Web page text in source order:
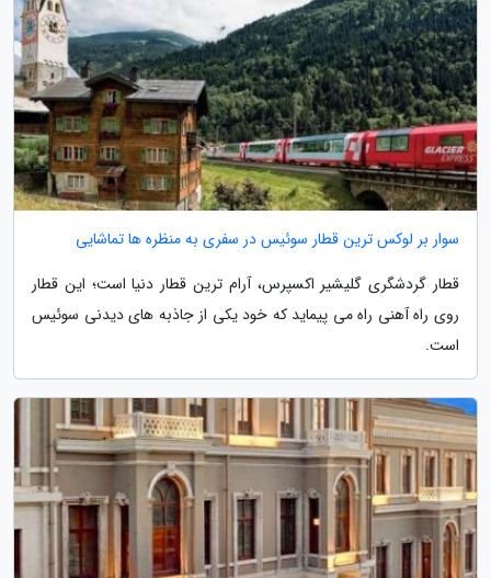
سوار بر لوکس ترین قطار سوئیس در سفری به منظره ها تماشایی
قطار گردشگری گلیشیر اکسپرس، آرام ترین قطار دنیا است؛ این قطار
روی راه آهنی راه می پیماید که خود یکی از جاذبه های دیدنی سوئیس
است.